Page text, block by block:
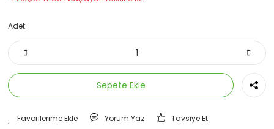
Adet
Sepete Ekle
Yorum Yaz
Tavsiye Et